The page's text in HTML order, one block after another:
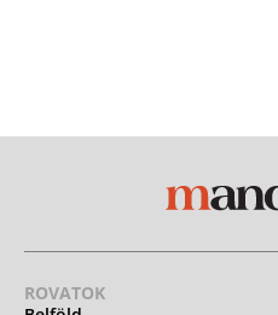
ROVATOK